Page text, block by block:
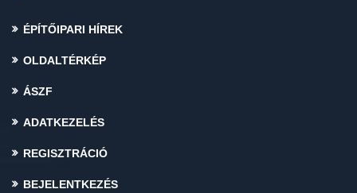
ÉPÍTŐIPARI HÍREK
OLDALTÉRKÉP
ÁSZF
ADATKEZELÉS
REGISZTRÁCIÓ
BEJELENTKEZÉS